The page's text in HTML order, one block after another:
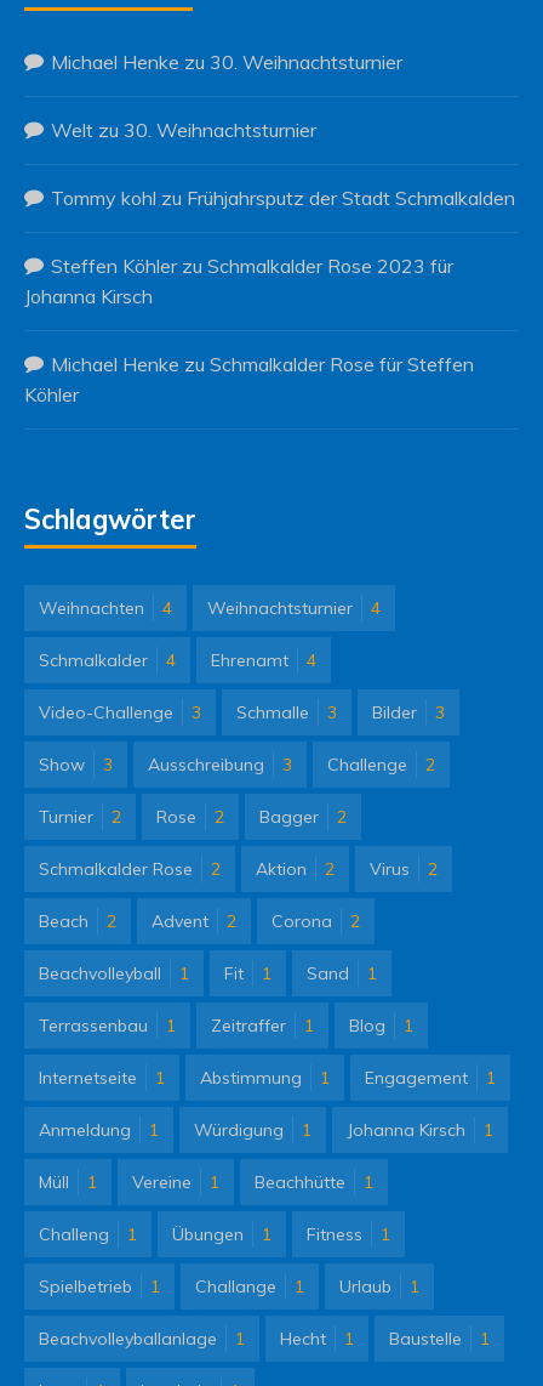
Michael Henke zu 30. Weihnachtsturnier
Welt zu 30. Weihnachtsturnier
Tommy kohl zu Frühjahrsputz der Stadt Schmalkalden
Steffen Köhlerzu Schmalkalder Rose 2023 für
Johanna Kirsch
Michael Henke zu Schmalkalder Rose für Steffen
Köhler
Schlagwörter
Weihnachten 4 Weihnachtsturnier 4
Schmalkalder 4 Ehrenamt 4
Video-Challenge 3 Schmalle 3 Bilder 3
Show 3 Ausschreibung 3 Challenge 2
Turnier 2 Rose 2 Bagger 2
Schmalkalder Rose 2 Aktion 2 Virus 2
Beach 2 Advent 2 Corona 2
Beachvolleyball 1 Fit 1 Sand 1
Terrassenbau 1 Zeitraffer 1 Blog 1
Internetseite 1 Abstimmung 1 Engagement 1
Anmeldung 1 Würdigung 1 Johanna Kirsch 1
Müll 1 Vereine 1 Beachhütte 1
Challeng 1 Übungen 1 Fitness 1
Spielbetrieb 1 Challange 1 Urlaub 1
Beachvolleyballanlage 1 Hecht 1 Baustelle 1